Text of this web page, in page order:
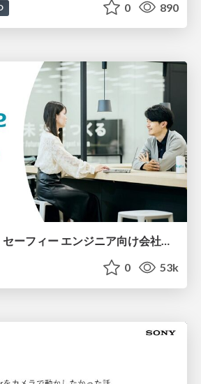
0 890
【５分でわかる】セーフィー エンジニア向け会社紹介
0 53k